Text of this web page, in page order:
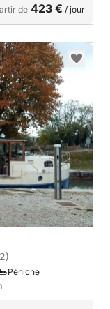
de 423 € / jour
Péniche